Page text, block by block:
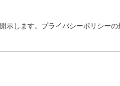
します。プライバシーポリシーの